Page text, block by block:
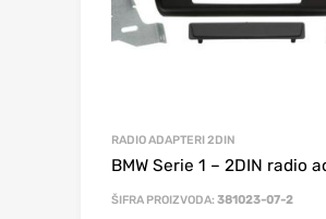
RADIO ADAPTERI 2DIN
BMW Serie 1 – 2DIN radio
ŠIFRA PROIZVODA: 381023-07-2